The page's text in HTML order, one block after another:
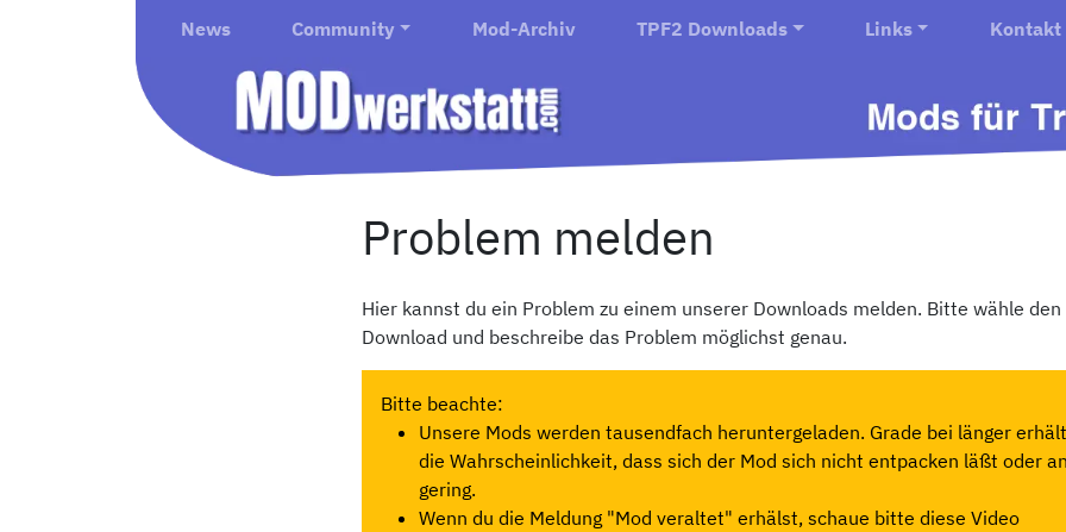
News Community Mod-Archiv TPF2 Downloads Links Kontakt
Problem melden
Hier kannst du ein Problem zu einem unserer Downloads melden. Bitte wähle
Download und beschreibe das Problem möglichst genau.
Bitte beachte:
Unsere Mods werden tausendfach heruntergeladen. Grade bei länger
die Wahrscheinlichkeit, dass sich der Mod sich nicht entpacken läßt oder
gering.
Wenn du die Meldung "Mod veraltet" erhälst, schaue bitte diese Video